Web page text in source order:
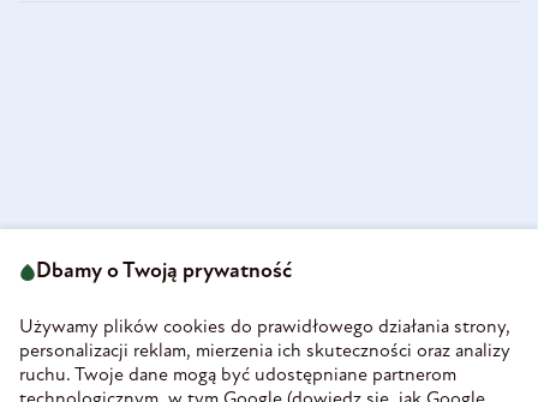
58-160 Świebodzice
REGON 890213034
INFORMACJE
Dbamy o Twoją prywatność
Używamy plików cookies do prawidłowego działania strony,
personalizacji reklam, mierzenia ich skuteczności oraz analizy
ruchu. Twoje dane mogą być udostępniane partnerom